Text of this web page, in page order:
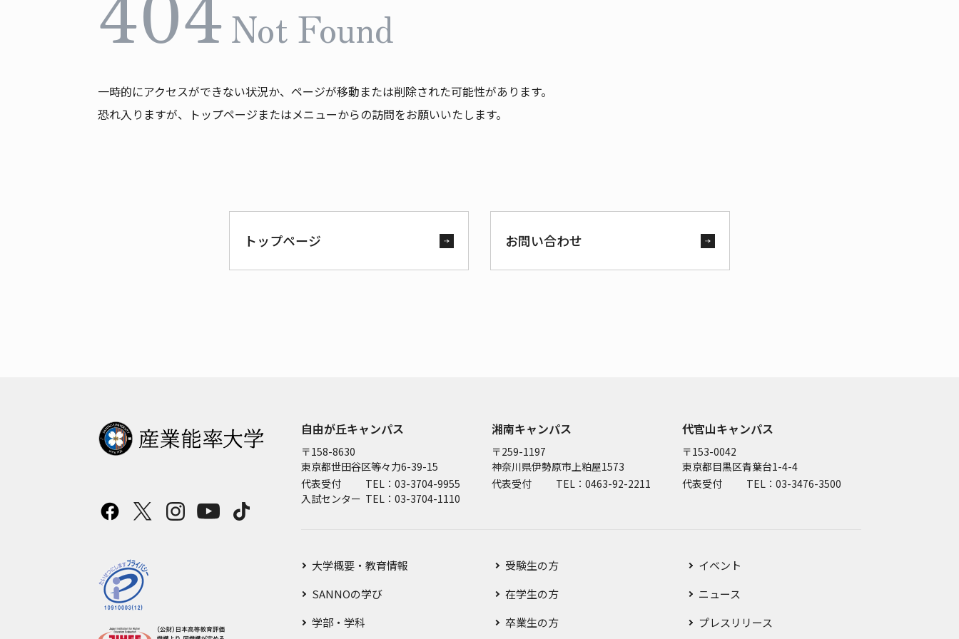
Not Found
一時的にアクセスができない状況か、ページが移動または削除された可能性があります。
恐れ入りますが、トップページまたはメニューからの訪問をお願いいたします。
トップページ お問い合わせ
自由が丘キャンパス
〒158-8630
東京都世田谷区等々力6-39-15
代表受付
TEL：03-3704-9955
入試センター TEL：03-3704-1110
湘南キャンパス
〒259-1197
神奈川県伊勢原市上粕屋1573
代表受付
TEL：0463-92-2211
代官山キャンパス
〒153-0042
東京都目黒区青葉台1-4-4
代表受付
TEL：03-3476-3500
大学概要・教育情報
SANNOの学び
学部・学科
受験生の方
在学生の方
卒業生の方
イベント
ニュース
プレスリリース